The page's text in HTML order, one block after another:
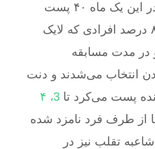
از آن، به ۳۰۰۰ نفر رسیدند. در این یک ماه ۴۰ پست
شده و جالبه بدونید ۸۰ درصد افرادی که لایک
در مدت مسابقه
انتخاب می‌شدند و دنت
پست می‌کرد تا
3، ۴
طرف فرد نامزد شده
تقلب نیز در